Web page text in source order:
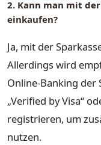
2. Kann man mit
einkaufen?
Ja, mit der
Allerdings wird
Online-Banking der
„Verified by Visa“
registrieren, um
nutzen.